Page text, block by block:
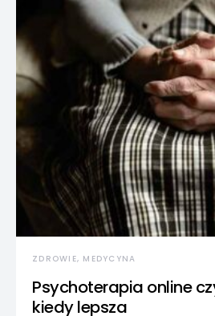
ZDROWIE, MEDYCYNA
Psychoterapia online
kiedy lepsza